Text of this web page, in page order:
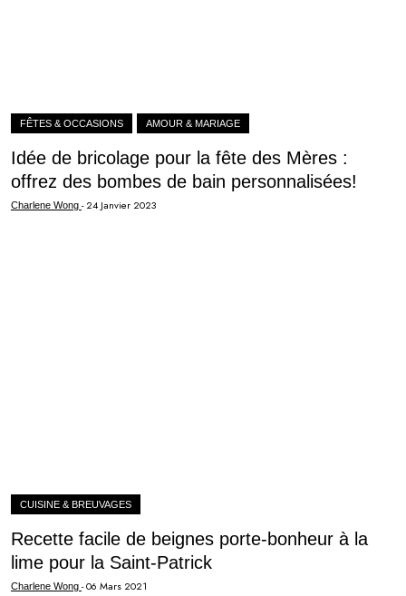
FÊTES & OCCASIONS AMOUR & MARIAGE
Idée de bricolage pour la fête des Mères :
offrez des bombes de bain personnalisées!
Charlene Wong - 24 Janvier 2023
CUISINE & BREUVAGES
Recette facile de beignes porte-bonheur à la
lime pour la Saint-Patrick
Charlene Wong -06 Mars 2021